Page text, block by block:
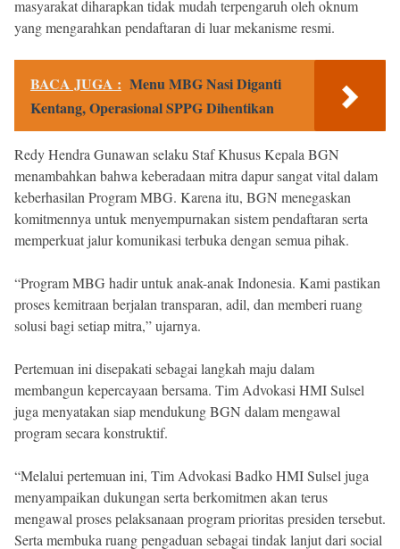
masyarakat diharapkan tidak mudah terpengaruh oleh oknum
yang mengarahkan pendaftaran di luar mekanisme resmi.
BACA JUGA : Menu MBG Nasi Diganti
Kentang, Operasional SPPG Dihentikan
Redy Hendra Gunawan selaku Staf Khusus Kepala BGN
menambahkan bahwa keberadaan mitra dapur sangat vital dalam
keberhasilan Program MBG. Karena itu, BGN menegaskan
komitmennya untuk menyempurnakan sistem pendaftaran serta
memperkuat jalur komunikasi terbuka dengan semua pihak.
“Program MBG hadir untuk anak-anak Indonesia. Kami pastikan
proses kemitraan berjalan transparan, adil, dan memberi ruang
solusi bagi setiap mitra,” ujarnya.
Pertemuan ini disepakati sebagai langkah maju dalam
membangun kepercayaan bersama. Tim Advokasi HMI Sulsel
juga menyatakan siap mendukung BGN dalam mengawal
program secara konstruktif.
“Melalui pertemuan ini, Tim Advokasi Badko HMI Sulsel juga
menyampaikan dukungan serta berkomitmen akan terus
mengawal proses pelaksanaan program prioritas presiden tersebut.
Serta membuka ruang pengaduan sebagai tindak lanjut dari social